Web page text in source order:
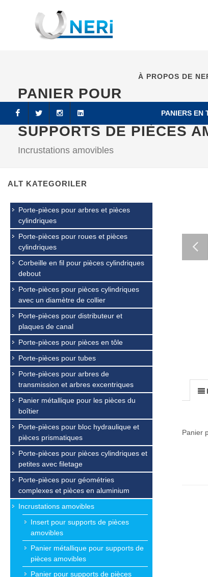
À PROPOS DE
FacebookTwitter InstagramLinkedIn
PANIERS EN
PANIER POUR
SUPPORTS DE PIÈCES
Incrustations amovibles
Panier
ALT KATEGORILER
Porte-pièces pour arbres et pièces
cylindriques
Porte-pièces pour roues et pièces
cylindriques
Corbeille en fil pour pièces cylindriques
debout
Porte-pièces pour pièces cylindriques
avec un diamètre de collier
Porte-pièces pour distributeur et
plaques de canal
Porte-pièces pour pièces en tôle
Porte-pièces pour tubes
Porte-pièces pour arbres de
transmission et arbres excentriques
Panier métallique pour les pièces du
boîtier
Porte-pièces pour bloc hydraulique et
pièces prismatiques
Porte-pièces pour pièces cylindriques et
petites avec filetage
Porte-pièces pour géométries
complexes et pièces en aluminium
Incrustations amovibles
Insert pour supports de pièces
amovibles
Panier métallique pour supports de
pièces amovibles
Panier pour supports de pièces